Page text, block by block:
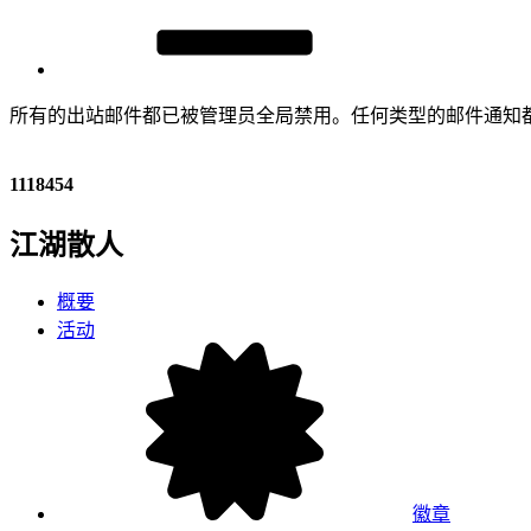
所有的出站邮件都已被管理员全局禁用。任何类型的邮件通知
1118454
江湖散人
概要
活动
徽章